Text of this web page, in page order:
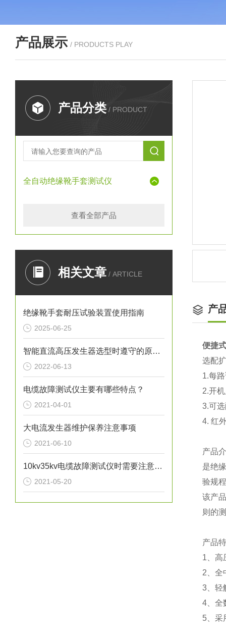
产品展示 / PRODUCTS PLAY
产品分类 / PRODUCT
全自动绝缘靴手套测试仪
查看全部产品
相关文章 / ARTICLE
绝缘靴手套耐压试验装置使用指南
2025-06-25
智能直流高压发生器选型时遵守的原则有什么？
2022-06-13
电缆故障测试仪主要有哪些特点？
2021-04-01
大电流发生器维护保养注意事项
2021-06-10
10kv35kv电缆故障测试仪时需要注意的问题
2021-05-20
产
便捷
选配
1.每
2.开
3.可
4. 红
产品
是绝
验规
该产
则的
产品
1、高
2、全
3、轻
4、全
5、采